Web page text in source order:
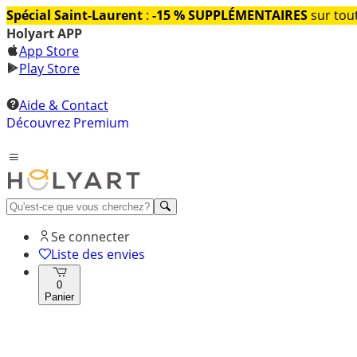
Spécial Saint-Laurent : -15 % SUPPLÉMENTAIRESsur
Holyart APP
App Store
Play Store
Aide & Contact
Découvrez Premium
Se connecter
Liste des envies
0
Panier